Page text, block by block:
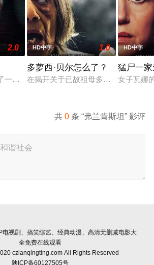
2.0
一位在网上认识的富有男友。她很快发现
HD中字 1.0
多萝西·贝尔怎么了？
在揭开关于已故祖母多萝西·贝尔的
HD中字
猛尸一
女子瓦娜
共0 条 “弗兰肯斯坦” 影评
电视剧、搞笑综艺、经典动漫、高清无删减电影大
全免费在线观看
czlanqingting.com All Rights Reserved
陕ICP备60127505号